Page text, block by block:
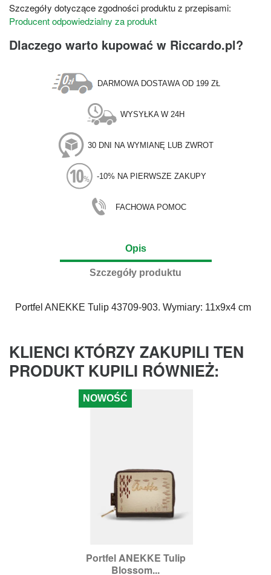
Szczegóły dotyczące zgodności produktu z przepisami:
Producent odpowiedzialny za produkt
Dlaczego warto kupować w Riccardo.pl?
DARMOWA DOSTAWA OD 199 ZŁ
WYSYŁKA W 24H
30 DNI NA WYMIANĘ LUB ZWROT
-10% NA PIERWSZE ZAKUPY
FACHOWA POMOC
Opis
Szczegóły produktu
Portfel ANEKKE Tulip 43709-903. Wymiary: 11x9x4 cm
KLIENCI KTÓRZY ZAKUPILI TEN
PRODUKT KUPILI RÓWNIEŻ:
Portfel ANEKKE Tulip
Blossom...
NOWOŚĆ